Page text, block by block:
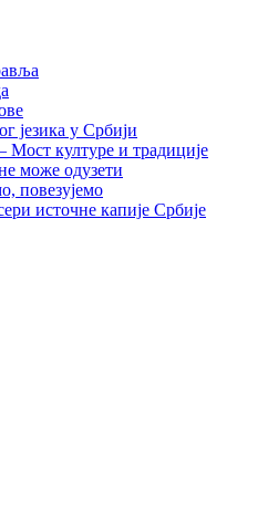
језика у Србији
Мост културе и традиције
може одузети
повезујемо
источне капије Србије